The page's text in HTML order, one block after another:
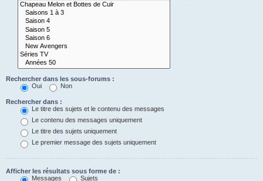
Rechercher dans les sous-forums :
Oui
Non
Rechercher dans :
Le titre des sujets et le contenu des messages
Le contenu des messages uniquement
Le titre des sujets uniquement
Le premier message des sujets uniquement
Afficher les résultats sous forme de :
Messages
Sujets